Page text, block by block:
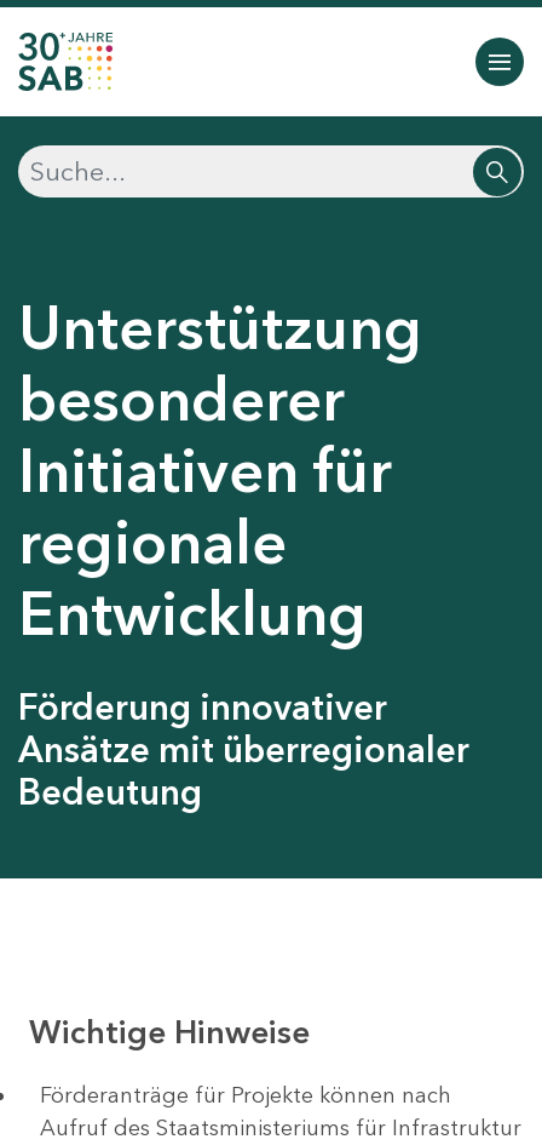
Unterstützung
besonderer
Initiativen für
regionale
Entwicklung
Förderung innovativer
Ansätze mit überregionaler
Bedeutung
Wichtige Hinweise
Förderanträge für Projekte können nach
Aufruf des Staatsministeriums für Infrastruktur